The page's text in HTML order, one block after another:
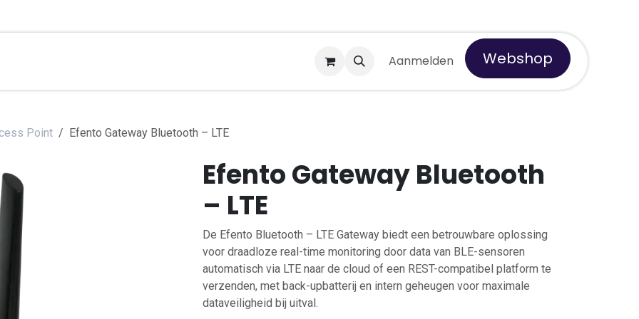
Over Tempro Aanmelden Webshop
Point Efento Gateway Bluetooth – LTE
Efento Gateway Bluetooth
– LTE
De Efento Bluetooth – LTE Gateway biedt een betrouwbare oplossing
voor draadloze real-time monitoring door data van BLE-sensoren
automatisch via LTE naar de cloud of een REST-compatibel platform te
verzenden, met back-upbatterij en intern geheugen voor maximale
dataveiligheid bij uitval.